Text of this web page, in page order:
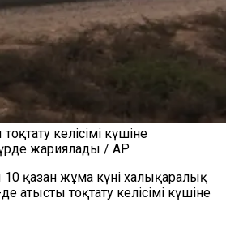
келісімі күшіне
жариялады / AP
қазан жұма күні халықаралық
атысты тоқтату келісімі күшіне